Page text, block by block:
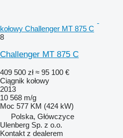
kołowy Challenger MT 875 C
8
Challenger MT 875 C
409 500 zł ≈ 95 100 €
Ciągnik kołowy
2013
10 568 m/g
Moc 577 KM (424 kW)
Polska, Główczyce
Ulenberg Sp. z o.o.
Kontakt z dealerem